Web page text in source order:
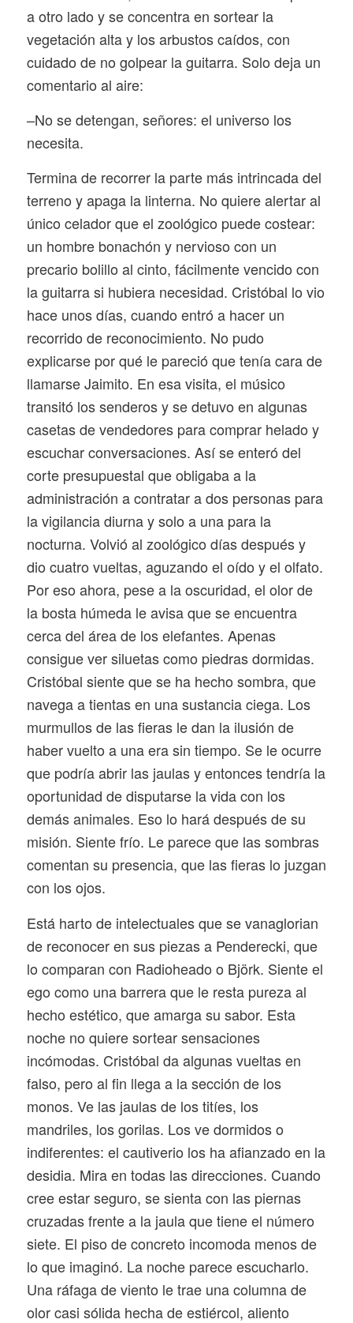
a otro lado y se concentra en sortear la
vegetación alta y los arbustos caídos, con
cuidado de no golpear la guitarra. Solo deja un
comentario al aire:
–No se detengan, señores: el universo los
necesita.
Termina de recorrer la parte más intrincada del
terreno y apaga la linterna. No quiere alertar al
único celador que el zoológico puede costear:
un hombre bonachón y nervioso con un
precario bolillo al cinto, fácilmente vencido con
la guitarra si hubiera necesidad. Cristóbal lo vio
hace unos días, cuando entró a hacer un
recorrido de reconocimiento. No pudo
explicarse por qué le pareció que tenía cara de
llamarse Jaimito. En esa visita, el músico
transitó los senderos y se detuvo en algunas
casetas de vendedores para comprar helado y
escuchar conversaciones. Así se enteró del
corte presupuestal que obligaba a la
administración a contratar a dos personas para
la vigilancia diurna y solo a una para la
nocturna. Volvió al zoológico días después y
dio cuatro vueltas, aguzando el oído y el olfato.
Por eso ahora, pese a la oscuridad, el olor de
la bosta húmeda le avisa que se encuentra
cerca del área de los elefantes. Apenas
consigue ver siluetas como piedras dormidas.
Cristóbal siente que se ha hecho sombra, que
navega a tientas en una sustancia ciega. Los
murmullos de las fieras le dan la ilusión de
haber vuelto a una era sin tiempo. Se le ocurre
que podría abrir las jaulas y entonces tendría la
oportunidad de disputarse la vida con los
demás animales. Eso lo hará después de su
misión. Siente frío. Le parece que las sombras
comentan su presencia, que las fieras lo juzgan
con los ojos.
Está harto de intelectuales que se vanaglorian
de reconocer en sus piezas a Penderecki, que
lo comparan con Radioheado o Björk. Siente el
ego como una barrera que le resta pureza al
hecho estético, que amarga su sabor. Esta
noche no quiere sortear sensaciones
incómodas. Cristóbal da algunas vueltas en
falso, pero al fin llega a la sección de los
monos. Ve las jaulas de los titíes, los
mandriles, los gorilas. Los ve dormidos o
indiferentes: el cautiverio los ha afianzado en la
desidia. Mira en todas las direcciones. Cuando
cree estar seguro, se sienta con las piernas
cruzadas frente a la jaula que tiene el número
siete. El piso de concreto incomoda menos de
lo que imaginó. La noche parece escucharlo.
Una ráfaga de viento le trae una columna de
olor casi sólida hecha de estiércol, aliento